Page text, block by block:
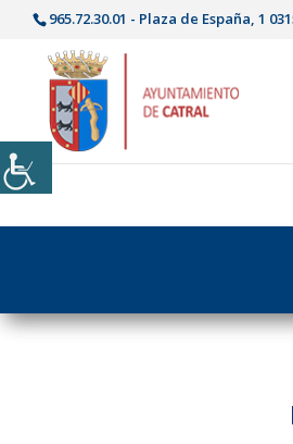
965.72.30.01 - Plaza de España, 1